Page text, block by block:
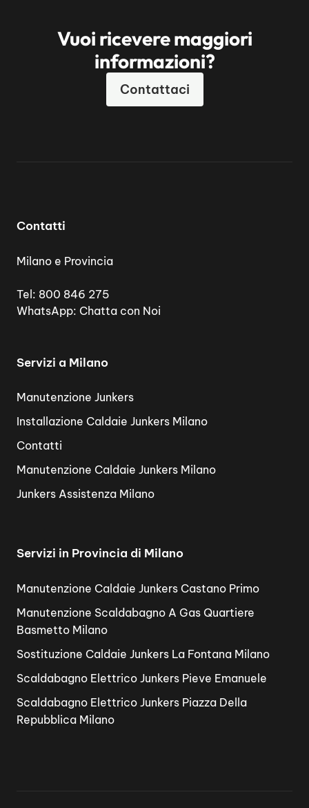
Vuoi ricevere maggiori
informazioni?
Contattaci
Contatti
Milano e Provincia
Tel: 800 846 275
WhatsApp: Chatta con Noi
Servizi a Milano
Manutenzione Junkers
Installazione Caldaie Junkers Milano
Contatti
Manutenzione Caldaie Junkers Milano
Junkers Assistenza Milano
Servizi in Provincia di Milano
Manutenzione Caldaie Junkers Castano Primo
Manutenzione Scaldabagno A Gas Quartiere
Basmetto Milano
Sostituzione Caldaie Junkers La Fontana Milano
Scaldabagno Elettrico Junkers Pieve Emanuele
Scaldabagno Elettrico Junkers Piazza Della
Repubblica Milano